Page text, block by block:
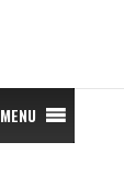
MENU